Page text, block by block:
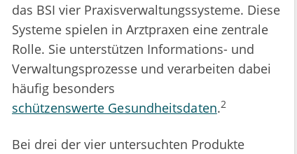
das BSI vier Praxisverwaltungssysteme. Diese
Systeme spielen in Arztpraxen eine zentrale
Rolle. Sie unterstützen Informations- und
Verwaltungsprozesse und verarbeiten dabei
häufig besonders
schützenswerte Gesundheitsdaten.2
Bei drei der vier untersuchten Produkte